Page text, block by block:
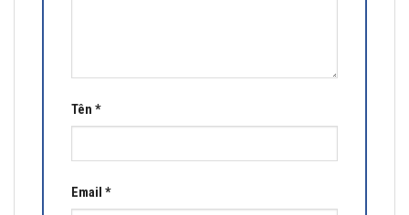
Tên *
Email *